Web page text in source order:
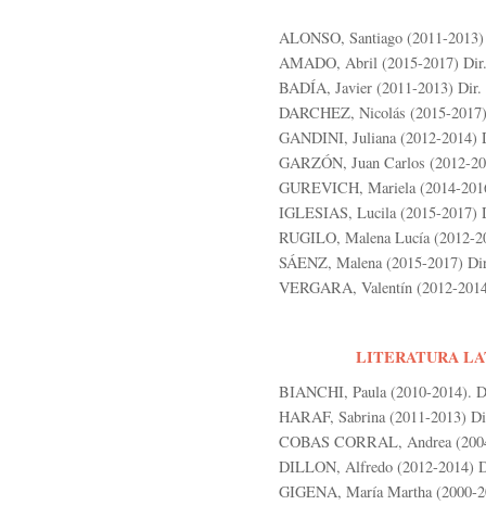
ALONSO, Santiago (2011-
AMADO, Abril (2015-2017)
BADÍA, Javier (2011-2013)
DARCHEZ, Nicolás (2015-
GANDINI, Juliana (2012-2014)
GARZÓN, Juan Carlos (2012-
GUREVICH, Mariela (2014-
IGLESIAS, Lucila (2015-2017)
RUGILO, Malena Lucía (2012-
SÁENZ, Malena (2015-2017)
VERGARA, Valentín (2012-
LITERATURA
BIANCHI, Paula (2010-2014).
HARAF, Sabrina (2011-2013)
COBAS CORRAL, Andrea
DILLON, Alfredo (2012-2014)
GIGENA, María Martha (2000-